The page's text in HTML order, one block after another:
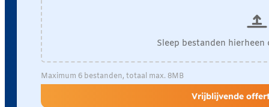
Sleep bestanden
Maximum 6 bestanden, totaal max. 8MB
Vrijblijvende